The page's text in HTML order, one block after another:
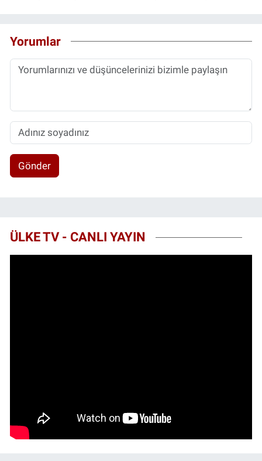
Yorumlar
Gönder
ÜLKE TV - CANLI YAYIN